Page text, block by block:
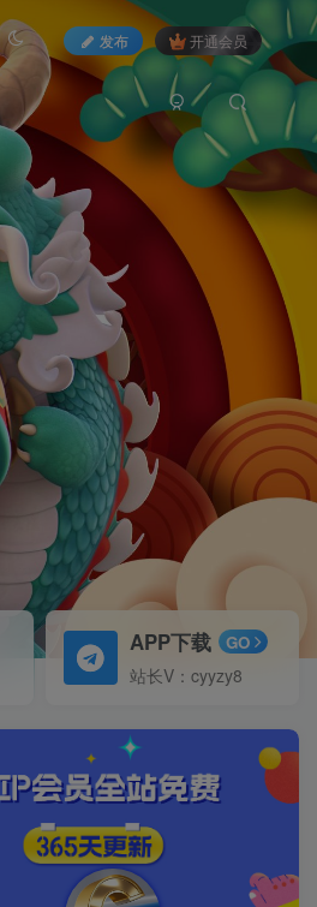
发布 开通会员
APP下载 GO
站长V：cyyzy8